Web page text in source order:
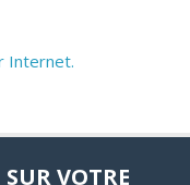
Internet.
VOTRE